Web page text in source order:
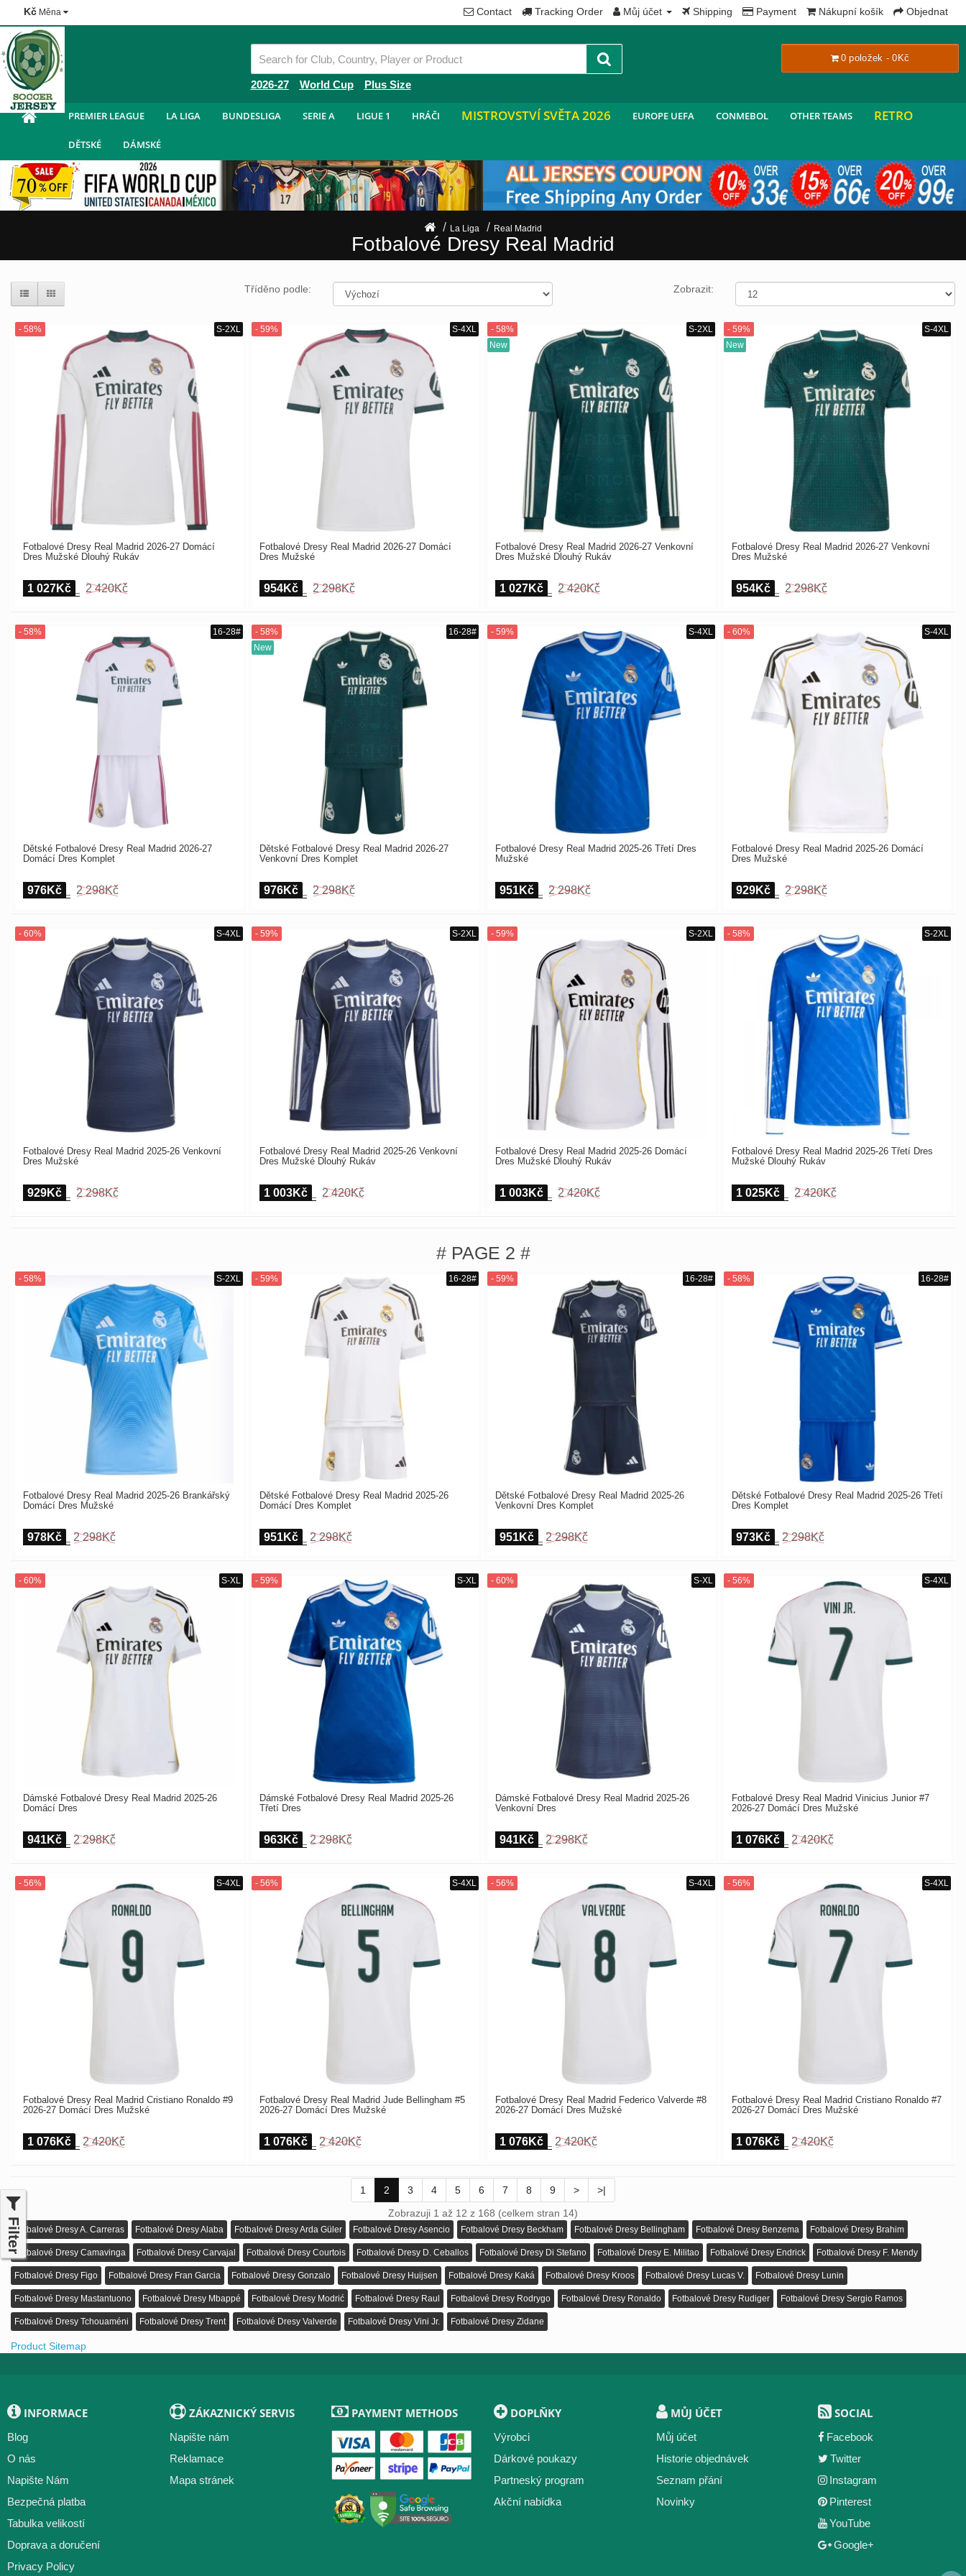
Kč Měna Contact Tracking Order Můj účet Shipping Payment Nákupní košík Objednat
Fotbalové Dresy Levně
2026-27 World Cup Plus Size
0 položek - 0Kč
x
PREMIER LEAGUE LA LIGA BUNDESLIGA SERIE A LIGUE 1 HRÁČI MISTROVSTVÍ SVĚTA 2026 EUROPE UEFA CONMEBOL OTHER TEAMS RETRO
DĚTSKÉ DÁMSKÉ
La Liga Real Madrid
Fotbalové Dresy Real Madrid
Filter
Tříděno podle: Zobrazit:
Fotbalové Dresy Real Madrid 2026-27 Domácí
Dres Mužské Dlouhý Rukáv
1 027Kč 2 420Kč
Fotbalové Dresy Real Madrid 2026-27 Domácí
Dres Mužské
954Kč 2 298Kč
Fotbalové Dresy Real Madrid 2026-27 Venkovní
Dres Mužské Dlouhý Rukáv
1 027Kč 2 420Kč
Fotbalové Dresy Real Madrid 2026-27 Venkovní
Dres Mužské
954Kč 2 298Kč
Dětské Fotbalové Dresy Real Madrid 2026-27
Domácí Dres Komplet
976Kč 2 298Kč
Dětské Fotbalové Dresy Real Madrid 2026-27
Venkovní Dres Komplet
976Kč 2 298Kč
Fotbalové Dresy Real Madrid 2025-26 Třetí Dres
Mužské
951Kč 2 298Kč
Fotbalové Dresy Real Madrid 2025-26 Domácí
Dres Mužské
929Kč 2 298Kč
Fotbalové Dresy Real Madrid 2025-26 Venkovní
Dres Mužské
929Kč 2 298Kč
Fotbalové Dresy Real Madrid 2025-26 Venkovní
Dres Mužské Dlouhý Rukáv
1 003Kč 2 420Kč
Fotbalové Dresy Real Madrid 2025-26 Domácí
Dres Mužské Dlouhý Rukáv
1 003Kč 2 420Kč
Fotbalové Dresy Real Madrid 2025-26 Třetí Dres
Mužské Dlouhý Rukáv
1 025Kč 2 420Kč
# PAGE 2 #
Fotbalové Dresy Real Madrid 2025-26 Brankářský
Domácí Dres Mužské
978Kč 2 298Kč
Dětské Fotbalové Dresy Real Madrid 2025-26
Domácí Dres Komplet
951Kč 2 298Kč
Dětské Fotbalové Dresy Real Madrid 2025-26
Venkovní Dres Komplet
951Kč 2 298Kč
Dětské Fotbalové Dresy Real Madrid 2025-26 Třetí
Dres Komplet
973Kč 2 298Kč
Dámské Fotbalové Dresy Real Madrid 2025-26
Domácí Dres
941Kč 2 298Kč
Dámské Fotbalové Dresy Real Madrid 2025-26
Třetí Dres
963Kč 2 298Kč
Dámské Fotbalové Dresy Real Madrid 2025-26
Venkovní Dres
941Kč 2 298Kč
Fotbalové Dresy Real Madrid Vinicius Junior #7
2026-27 Domácí Dres Mužské
1 076Kč 2 420Kč
Fotbalové Dresy Real Madrid Cristiano Ronaldo #9
2026-27 Domácí Dres Mužské
1 076Kč 2 420Kč
Fotbalové Dresy Real Madrid Jude Bellingham #5
2026-27 Domácí Dres Mužské
1 076Kč 2 420Kč
Fotbalové Dresy Real Madrid Federico Valverde #8
2026-27 Domácí Dres Mužské
1 076Kč 2 420Kč
Fotbalové Dresy Real Madrid Cristiano Ronaldo #7
2026-27 Domácí Dres Mužské
1 076Kč 2 420Kč
1 2 3 4 5 6 7 8 9 >
>|
Zobrazuji 1 až 12 z 168 (celkem stran 14)
Fotbalové Dresy A. Carreras Fotbalové Dresy Alaba Fotbalové Dresy Arda Güler Fotbalové Dresy Asencio Fotbalové Dresy Beckham Fotbalové Dresy Bellingham Fotbalové Dresy Benzema Fotbalové Dresy Brahim
Fotbalové Dresy Camavinga Fotbalové Dresy Carvajal Fotbalové Dresy Courtois Fotbalové Dresy D. Ceballos Fotbalové Dresy Di Stefano Fotbalové Dresy E. Militao Fotbalové Dresy Endrick Fotbalové Dresy F. Mendy
Fotbalové Dresy Figo Fotbalové Dresy Fran Garcia Fotbalové Dresy Gonzalo Fotbalové Dresy Huijsen Fotbalové Dresy Kaká Fotbalové Dresy Kroos Fotbalové Dresy Lucas V. Fotbalové Dresy Lunin
Fotbalové Dresy Mastantuono Fotbalové Dresy Mbappé Fotbalové Dresy Modrić Fotbalové Dresy Raul Fotbalové Dresy Rodrygo Fotbalové Dresy Ronaldo Fotbalové Dresy Rudiger Fotbalové Dresy Sergio Ramos
Fotbalové Dresy Tchouaméni Fotbalové Dresy Trent Fotbalové Dresy Valverde Fotbalové Dresy Vini Jr. Fotbalové Dresy Zidane
Product Sitemap
INFORMACE
Blog
O nás
Napište Nám
Bezpečná platba
Tabulka velikostí
Doprava a doručení
Privacy Policy
ZÁKAZNICKÝ SERVIS
Napište nám
Reklamace
Mapa stránek
PAYMENT METHODS DOPLŇKY
Výrobci
Dárkové poukazy
Partneský program
Akční nabídka
MŮJ ÚČET
Můj účet
Historie objednávek
Seznam přání
Novinky
SOCIAL
Facebook
Twitter
Instagram
Pinterest
YouTube
Google+